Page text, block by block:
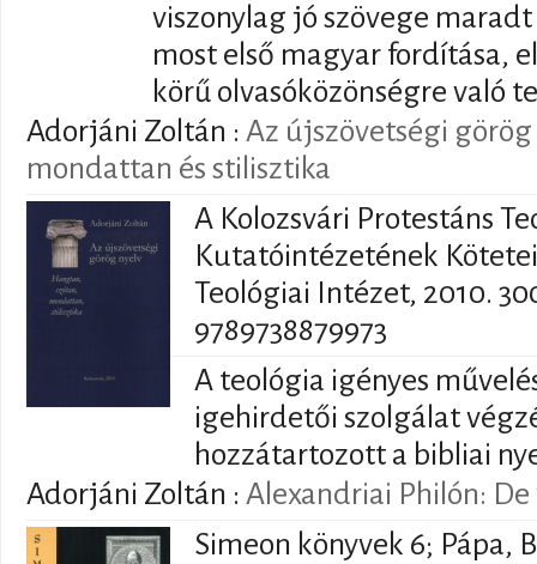
viszonylag jó szövege
most első magyar fordítása,
körű olvasóközönségre való
Adorjáni Zoltán : Az újszövetségi
mondattan és stilisztika
A Kolozsvári Protestáns
Kutatóintézetének
Teológiai Intézet, 2010.
9789738879973
A teológia igényes
igehirdetői szolgálat
hozzátartozott a bibliai
Adorjáni Zoltán : Alexandriai Philón:
Simeon könyvek 6; Pápa,